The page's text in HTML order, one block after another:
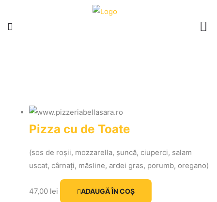
Pizza cu de Toate
(sos de roșii, mozzarella, șuncă, ciuperci, salam
uscat, cârnați, măsline, ardei gras, porumb, oregano)
47,00 lei ADAUGĂ ÎN COȘ